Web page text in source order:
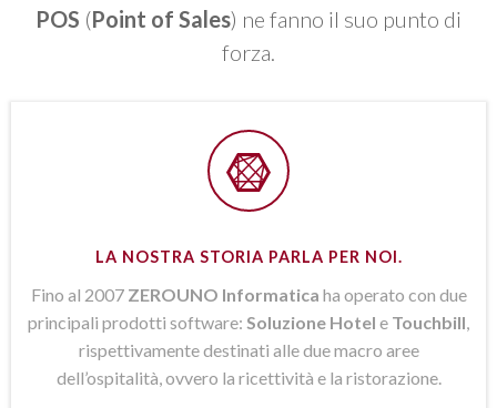
POS (Point of Sales) ne fanno il suo punto di
forza.
LA NOSTRA STORIA PARLA PER NOI.
Fino al 2007 ZEROUNO Informatica ha operato con due
principali prodotti software: Soluzione Hotel e Touchbill
rispettivamente destinati alle due macro aree
dell’ospitalità, ovvero la ricettività e la ristorazione.